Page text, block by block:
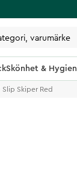
Skönhet & Hygien
Slip Skiper Red